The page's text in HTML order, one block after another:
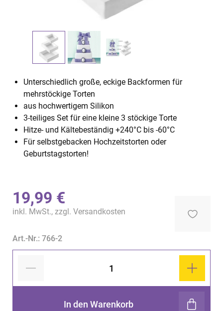
Unterschiedlich große, eckige Backformen für
mehrstöckige Torten
aus hochwertigem Silikon
3-teiliges Set für eine kleine 3 stöckige Torte
Hitze- und Kältebeständig +240°C bis -60°C
Für selbstgebacken Hochzeitstorten oder
Geburtstagstorten!
19,99 €
inkl. MwSt., zzgl. Versandkosten
Art.-Nr.: 766-2
In den Warenkorb